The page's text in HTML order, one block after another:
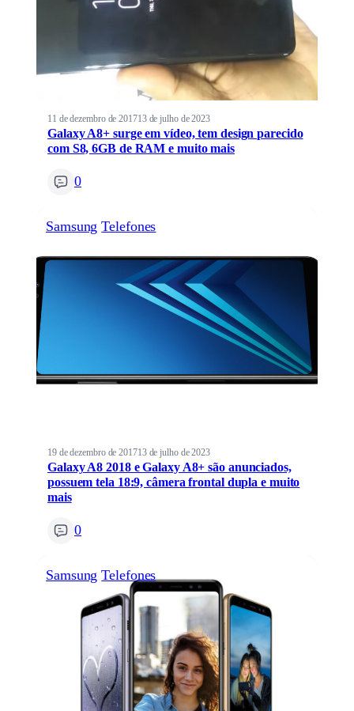
11 de dezembro de 201713 de julho de 2023
Galaxy A8+ surge em vídeo, tem design parecido
com S8, 6GB de RAM e muito mais
0
Samsung Telefones
19 de dezembro de 201713 de julho de 2023
Galaxy A8 2018 e Galaxy A8+ são anunciados,
possuem tela 18:9, câmera frontal dupla e muito
mais
0
Samsung Telefones